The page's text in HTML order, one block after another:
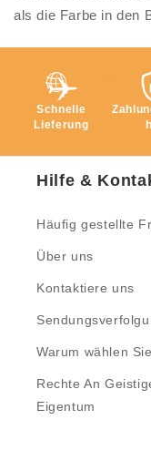
als die Farbe in den
Schnelle
Lieferung
Hilfe &
Häufig gestellte
Über uns
Kontaktiere uns
Warum wählen
Rechte An
Eigentum